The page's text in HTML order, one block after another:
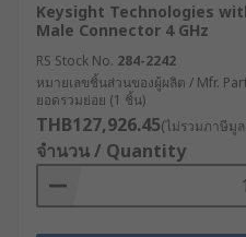
Keysight Technologies
Male Connector 4 GHz
RS Stock No. 284-2242
หมายเลขชิ้นส่วนของผู้ผลิต / Mfr.
ยอดรวมย่อย (1 ชิ้น)
THB127,926.45(ไม่รวมภาษีมู
จำนวน / Quantity